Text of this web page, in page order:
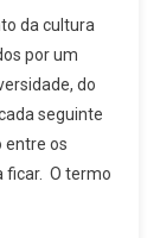
da cultura
por um
do
seguinte
entre os
ficar. O termo